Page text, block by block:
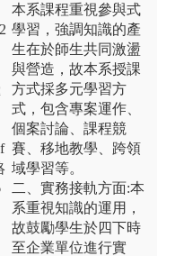
本系課程重視參與式
學習，強調知識的產
生在於師生共同激盪
與營造，故本系授課
方式採多元學習方
式，包含專案運作、
個案討論、課程競
賽、移地教學、跨領
域學習等。
二、實務接軌方面:本
系重視知識的運用，
故鼓勵學生於四下時
至企業單位進行實